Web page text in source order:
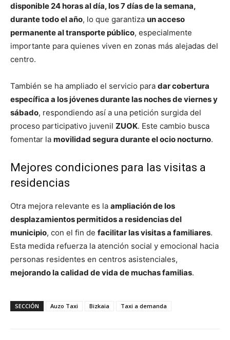
disponible 24 horas al día, los 7 días de la semana,
durante todo el año, lo que garantiza un acceso
permanente al transporte público, especialmente
importante para quienes viven en zonas más alejadas del
centro.
También se ha ampliado el servicio para dar cobertura
específica a los jóvenes durante las noches de viernes y
sábado, respondiendo así a una petición surgida del
proceso participativo juvenil ZUOK. Este cambio busca
fomentar la movilidad segura durante el ocio nocturno.
Mejores condiciones para las visitas a
residencias
Otra mejora relevante es la ampliación de los
desplazamientos permitidos a residencias del
municipio, con el fin de facilitar las visitas a familiares.
Esta medida refuerza la atención social y emocional hacia
personas residentes en centros asistenciales,
mejorando la calidad de vida de muchas familias.
SECCIÓN Auzo Taxi Bizkaia Taxi a demanda